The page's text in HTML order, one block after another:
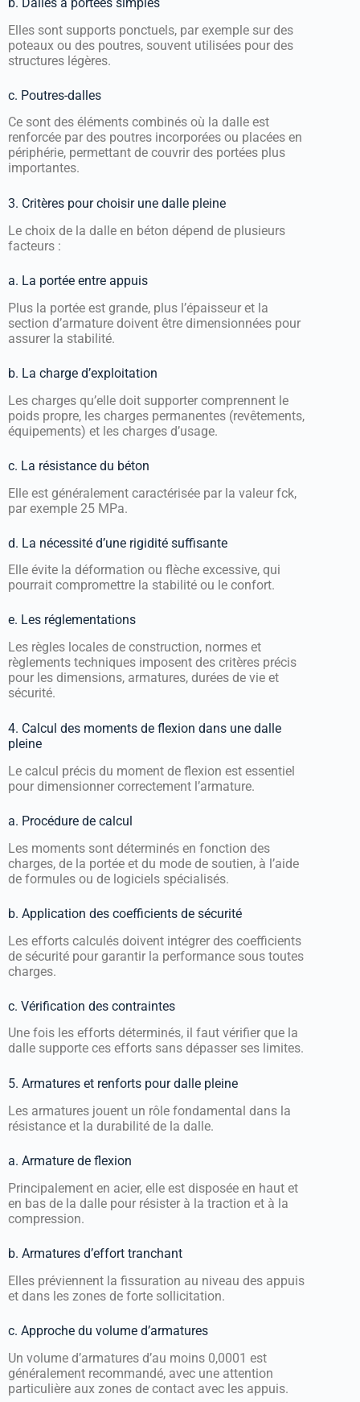
Elles sont supports ponctuels, par exemple sur des
poteaux ou des poutres, souvent utilisées pour des
structures légères.
c. Poutres-dalles
Ce sont des éléments combinés où la dalle est
renforcée par des poutres incorporées ou placées en
périphérie, permettant de couvrir des portées plus
importantes.
3. Critères pour choisir une dalle pleine
Le choix de la dalle en béton dépend de plusieurs
facteurs :
a. La portée entre appuis
Plus la portée est grande, plus l’épaisseur et la
section d’armature doivent être dimensionnées pour
assurer la stabilité.
b. La charge d’exploitation
Les charges qu’elle doit supporter comprennent le
poids propre, les charges permanentes (revêtements,
équipements) et les charges d’usage.
c. La résistance du béton
Elle est généralement caractérisée par la valeur fck,
par exemple 25 MPa.
d. La nécessité d’une rigidité suffisante
Elle évite la déformation ou flèche excessive, qui
pourrait compromettre la stabilité ou le confort.
e. Les réglementations
Les règles locales de construction, normes et
règlements techniques imposent des critères précis
pour les dimensions, armatures, durées de vie et
sécurité.
4. Calcul des moments de flexion dans une dalle
pleine
Le calcul précis du moment de flexion est essentiel
pour dimensionner correctement l’armature.
a. Procédure de calcul
Les moments sont déterminés en fonction des
charges, de la portée et du mode de soutien, à l’aide
de formules ou de logiciels spécialisés.
b. Application des coefficients de sécurité
Les efforts calculés doivent intégrer des coefficients
de sécurité pour garantir la performance sous toutes
charges.
c. Vérification des contraintes
Une fois les efforts déterminés, il faut vérifier que la
dalle supporte ces efforts sans dépasser ses limites.
5. Armatures et renforts pour dalle pleine
Les armatures jouent un rôle fondamental dans la
résistance et la durabilité de la dalle.
a. Armature de flexion
Principalement en acier, elle est disposée en haut et
en bas de la dalle pour résister à la traction et à la
compression.
b. Armatures d’effort tranchant
Elles préviennent la fissuration au niveau des appuis
et dans les zones de forte sollicitation.
c. Approche du volume d’armatures
Un volume d’armatures d’au moins 0,0001 est
généralement recommandé, avec une attention
particulière aux zones de contact avec les appuis.